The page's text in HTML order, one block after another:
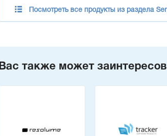
Посмотреть все продукты из раздела
Вас также может